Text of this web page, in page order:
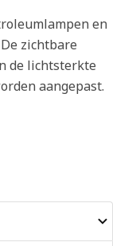
en
zichtbare
de lichtsterkte
aangepast.